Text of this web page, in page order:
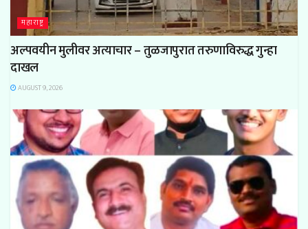
महाराष्ट्र
अल्पवयीन मुलीवर अत्याचार – तुळजापुरात तरुणाविरुद्ध गुन्हा
दाखल
AUGUST 9, 2026